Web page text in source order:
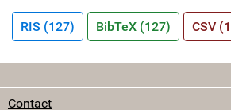
RIS (127) BibTeX (127) CSV
Contact